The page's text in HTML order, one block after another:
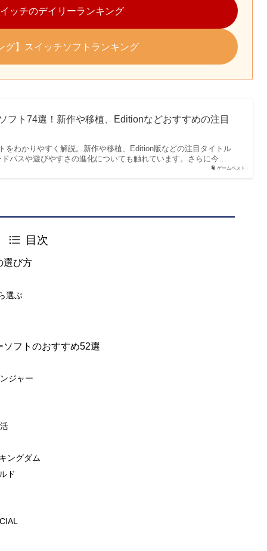
ッチのデイリーランキング
グ】スイッチソフトランキング
ゲームベスト
フト74選！新作や移植、Editionなどおすすめの注目
をわかりやすく解説。新作や移植、Edition版などの注目タイトル
パスや遊びやすさの進化についても触れています。さらに今…
目次
選び方
選ぶ
フトのおすすめ52選
ジャー
ングダム
ド